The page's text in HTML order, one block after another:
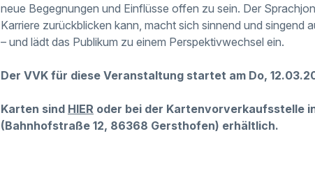
neue Begegnungen und Einflüsse offen zu sein. Der
Karriere zurückblicken kann, macht sich sinnend und singend
– und lädt das Publikum zu einem Perspektivwechsel ein.
Der VVK für diese Veranstaltung startet am Do,
Karten sind HIER oder bei der Kartenvorverkaufsstelle
(Bahnhofstraße 12, 86368 Gersthofen) erhältlich.